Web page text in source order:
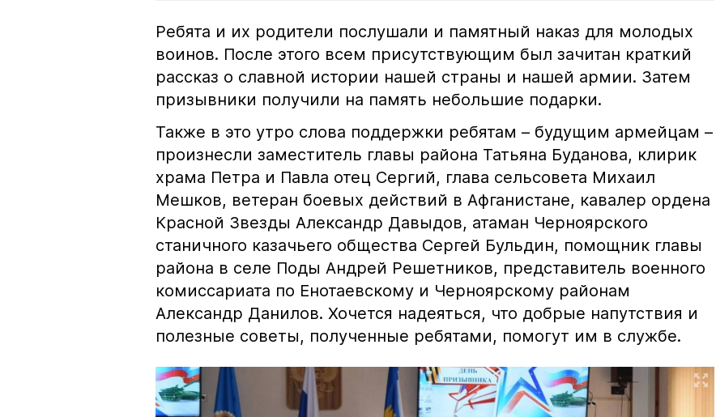
Ребята и их родители послушали и памятный наказ для молодых
воинов. После этого всем присутствующим был зачитан краткий
рассказ о славной истории нашей страны и нашей армии. Затем
призывники получили на память небольшие подарки.
Также в это утро слова поддержки ребятам – будущим армейцам –
произнесли заместитель главы района Татьяна Буданова, клирик
храма Петра и Павла отец Сергий, глава сельсовета Михаил
Мешков, ветеран боевых действий в Афганистане, кавалер ордена
Красной Звезды Александр Давыдов, атаман Черноярского
станичного казачьего общества Сергей Бульдин, помощник главы
района в селе Поды Андрей Решетников, представитель военного
комиссариата по Енотаевскому и Черноярскому районам
Александр Данилов. Хочется надеяться, что добрые напутствия и
полезные советы, полученные ребятами, помогут им в службе.